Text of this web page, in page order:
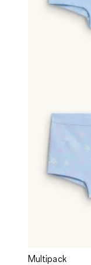
Multipack